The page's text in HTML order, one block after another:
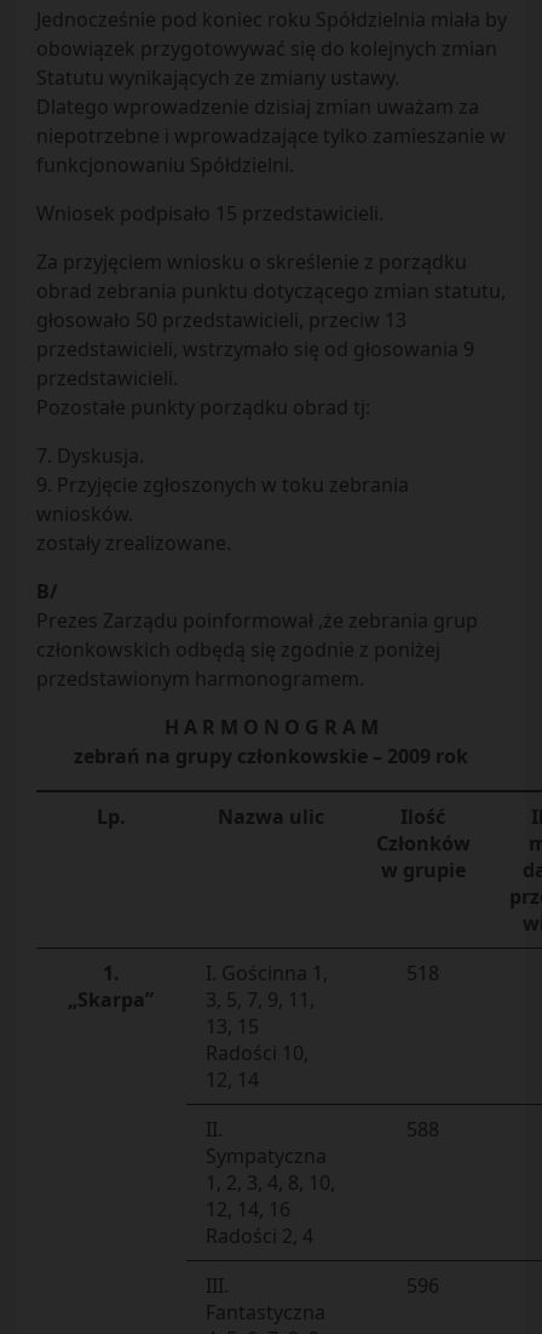
Jednocześnie pod koniec roku Spółdzielnia miała by
obowiązek przygotowywać się do kolejnych zmian
Statutu wynikających ze zmiany ustawy.
Dlatego wprowadzenie dzisiaj zmian uważam za
niepotrzebne i wprowadzające tylko zamieszanie w
funkcjonowaniu Spółdzielni.
Wniosek podpisało 15 przedstawicieli.
Za przyjęciem wniosku o skreślenie z porządku
obrad zebrania punktu dotyczącego zmian statutu,
głosowało 50 przedstawicieli, przeciw 13
przedstawicieli, wstrzymało się od głosowania 9
przedstawicieli.
Pozostałe punkty porządku obrad tj:
7. Dyskusja.
9. Przyjęcie zgłoszonych w toku zebrania
wniosków.
zostały zrealizowane.
B/
Prezes Zarządu poinformował ,że zebrania grup
członkowskich odbędą się zgodnie z poniżej
przedstawionym harmonogramem.
H A R M O N O G R A M
zebrań na grupy członkowskie – 2009 rok
Lp. Nazwa ulic
Ilość
Członków
w grupie
1.
„Skarpa”
I. Gościnna 1,
3, 5, 7, 9, 11,
13, 15
Radości 10,
12, 14
518
II.
Sympatyczna
1, 2, 3, 4, 8, 10,
12, 14, 16
Radości 2, 4
588
III.
Fantastyczna
596